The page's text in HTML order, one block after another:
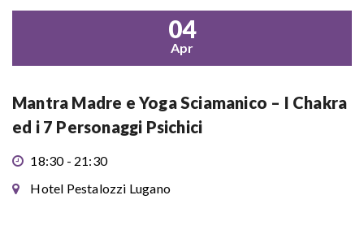
04
Apr
Mantra Madre e Yoga Sciamanico – I Chakra
ed i 7 Personaggi Psichici
18:30 - 21:30
Hotel Pestalozzi Lugano